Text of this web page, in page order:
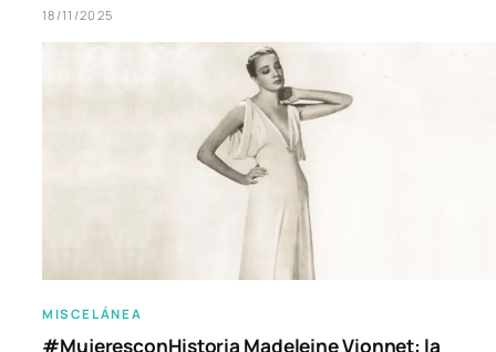
18/11/2025
MISCELÁNEA
#MujeresconHistoria Madeleine Vionnet: la